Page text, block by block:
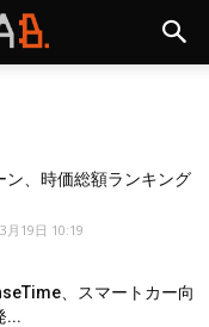
ン、時価総額ランキング
月19日 10:19
、スマートカー向
...